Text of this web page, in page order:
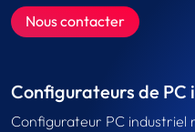
Nous contacter
Configurateurs de PC
Configurateur PC industriel